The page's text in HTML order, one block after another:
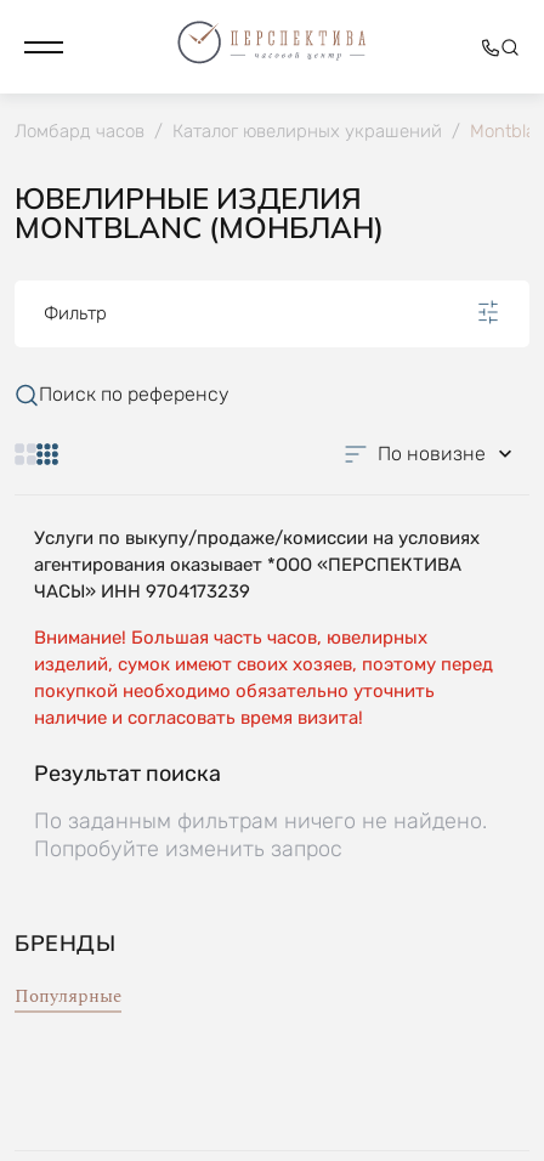
Ломбард часов / Каталог ювелирных украшений /
ЮВЕЛИРНЫЕ ИЗДЕЛИЯ
MОNTBLANC (МОНБЛАН)
Фильтр
Поиск по референсу
По новизне
Услуги по выкупу/продаже/комиссии на условиях
агентирования оказывает *ООО «ПЕРСПЕКТИВА
ЧАСЫ» ИНН 9704173239
Внимание! Большая часть часов, ювелирных
изделий, сумок имеют своих хозяев, поэтому перед
покупкой необходимо обязательно уточнить
наличие и согласовать время визита!
Результат поиска
По заданным фильтрам ничего не найдено.
Попробуйте изменить запрос
БРЕНДЫ
Популярные